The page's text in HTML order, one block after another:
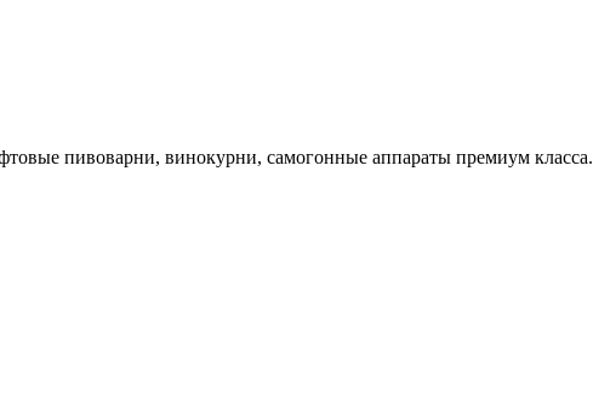
пивоварни, винокурни, самогонные аппараты премиум класса.